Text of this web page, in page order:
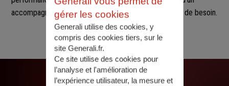
accompagnement fluide, réactif et sur mesure en cas de besoin.
gérer les cookies
Generali utilise des cookies, y
compris des cookies tiers, sur le
site Generali.fr.
Ce site utilise des cookies pour
l’analyse et l'amélioration de
l’expérience utilisateur, la mesure et